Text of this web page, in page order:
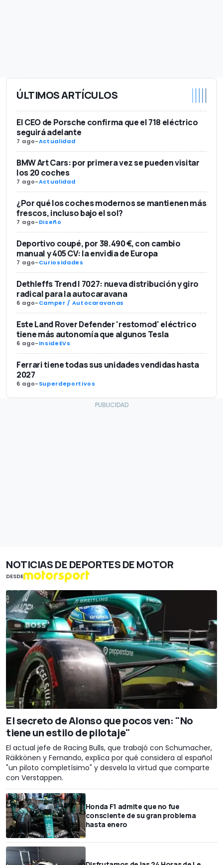
ÚLTIMOS ARTÍCULOS
El CEO de Porsche confirma que el 718 eléctrico
seguirá adelante
7 ago-Actualidad
BMW Art Cars: por primera vez se pueden visitar
los 20 coches
7 ago-Actualidad
¿Por qué los coches modernos se mantienen más
frescos, incluso bajo el sol?
7 ago-Diseño
Deportivo coupé, por 38.490 €, con cambio
manual y 405 CV: la envidia de Europa
7 ago-Curiosidades
Dethleffs Trend I 7027: nueva distribución y giro
radical para la autocaravana
6 ago-Camper / Autocaravanas
Este Land Rover Defender 'restomod' eléctrico
tiene más autonomía que algunos Tesla
6 ago-InsideEVs
Ferrari tiene todas sus unidades vendidas hasta
2027
6 ago-Superdeportivos
NOTICIAS DE DEPORTES DE MOTOR
DESDE
El secreto de Alonso que pocos ven: "No
tiene un estilo de pilotaje"
El actual jefe de Racing Bulls, que trabajó con Schumacher,
Räikkönen y Fernando, explica por qué considera al español
"un piloto completísimo" y desvela la virtud que comparte
con Verstappen.
Honda F1 admite que no fue
consciente de su gran problema
hasta enero